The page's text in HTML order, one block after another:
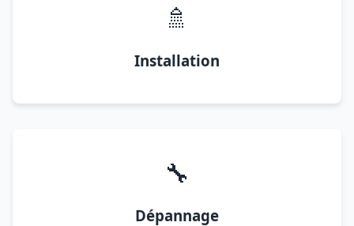
🚿
Installation
🔧
Dépannage